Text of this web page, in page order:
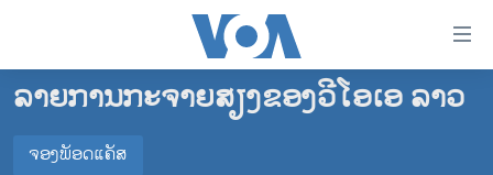
ເຂົ້າ
ຂ້າມ
ໂຮມເພຈ
ລາວ
ລາຍການກະຈາຍສຽງຂອງວີໂອເອ ລາວ
ຈອງພັອດແຄັສ